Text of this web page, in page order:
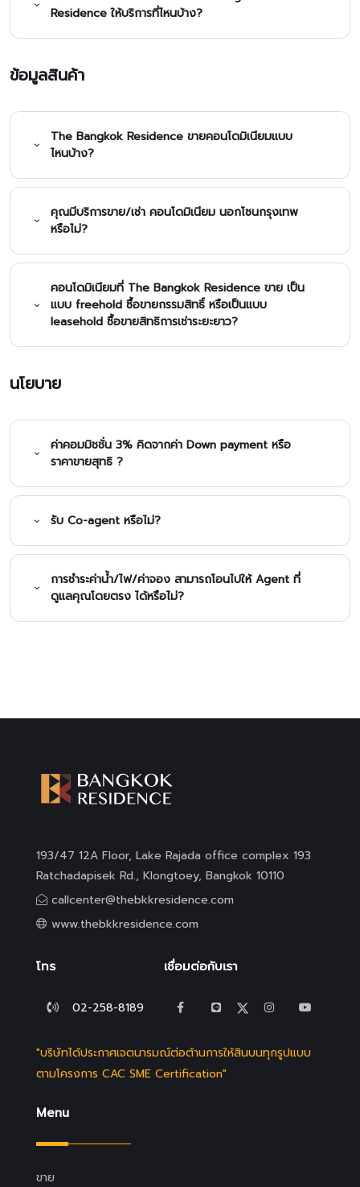
Residence ให้บริการที่ไหนบ้าง?
ข้อมูลสินค้า
The Bangkok Residence ขายคอนโดมิเนียมแบบ
ไหนบ้าง?
คุณมีบริการขาย/เช่า คอนโดมิเนียม นอกโซนกรุงเทพ
หรือไม่?
คอนโดมิเนียมที่ The Bangkok Residence ขาย เป็น
แบบ freehold ซื้อขายกรรมสิทธิ์ หรือเป็นแบบ
leasehold ซื้อขายสิทธิการเช่าระยะยาว?
นโยบาย
ค่าคอมมิชชั่น 3% คิดจากค่า Down payment หรือ
ราคาขายสุทธิ ?
รับ Co-agent หรือไม่?
การชำระค่าน้ำ/ไฟ/ค่าจอง สามารถโอนไปให้ Agent ที่
ดูแลคุณโดยตรง ได้หรือไม่?
193/47 12A Floor, Lake Rajada office complex 193
Ratchadapisek Rd., Klongtoey, Bangkok 10110
callcenter@thebkkresidence.com
www.thebkkresidence.com
โทร
02-258-8189
เชื่อมต่อกับเรา
"บริษัทได้ประกาศเจตนารมณ์ต่อต้านการให้สินบนทุกรูปแบบ
ตามโครงการ CAC SME Certification"
Menu
ขาย